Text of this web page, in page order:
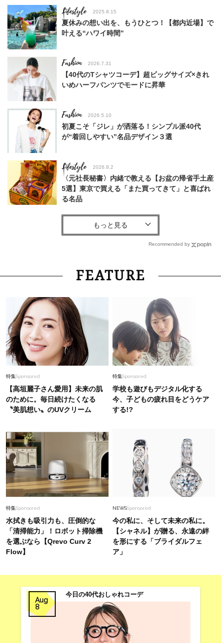
Lifestyle 2025.8.15
夏休みの想い出を、もうひとつ！【都内近場】で
叶える“ハワイ時間”
Fashion 2026.7.31
【40代のTシャツコーデ】超ビッグサイズ×きれ
いめハーフパンツでモードに昇華
Fashion 2026.5.10
初夏こそ「ジレ」が洒落る！シンプル派40代
が“着回しやすい”名品デザイン３選
Lifestyle 2026.8.2
〈元社長秘書〉内緒で教える【お盆の帰省手土産
5選】東京で買える「また買ってきて」と喜ばれ
る名品
Fashion
「とにかく着回せる」が条件！40代、夏の
【新・スタメン服】はこれ！〈ワンピ、セットア
Fashion 2026.3.2
2個持ちになっても「ミニバッグ」持ちたい派！
抜き打ちスナップ】
Fashion
【フランク ミュラー】ハローキティとのコラボ
が話題！時計を「色」で楽しむ喜びを
26年夏は「小ぶり」が大流行中！人と被らない
【最旬かごバッグ】6選
40代の夏に！考えなくてもきちんと見える【最
強セットアップ】4選
Fashion 2025.12.11
40代の【着映えるパンツコーデ】年末ランチに
は“華やぎ素材”がちょうどいい！
Recommended by
FEATURE
特集Sponsored
【高垣麗子さん愛用】未来の肌
のために。毎日続けたくなる
〝美肌想い〟のUVクリーム
特集Sponsored
学校も遊びもデジタル化する
今、子どもの疲れ目をどうケア
する!?
特集Sponsored
水拭きも吸引力も、圧倒的な
「清掃能力」！ロボット掃除機
を選ぶなら【Qrevo Curv 2
Flow】
NEWSSponsored
今の私に、そして未来の私に。
【シャネル】が贈る、永遠の絆
を形にする「ブライダルフェ
ア」
Aug
8
今日の40代おしゃれコーデ